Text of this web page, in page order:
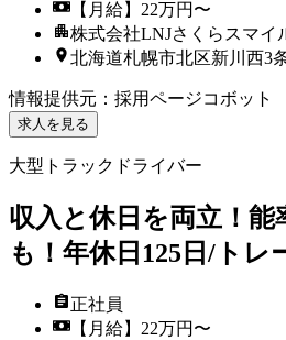
【月給】22万円〜
株式会社LNJさくらスマイ
北海道札幌市北区新川西3
情報提供元 ： 採用ページコボット
求人を見る
大型トラックドライバー
収入と休日を両立！能
も！年休日125日/トレ
正社員
【月給】22万円〜